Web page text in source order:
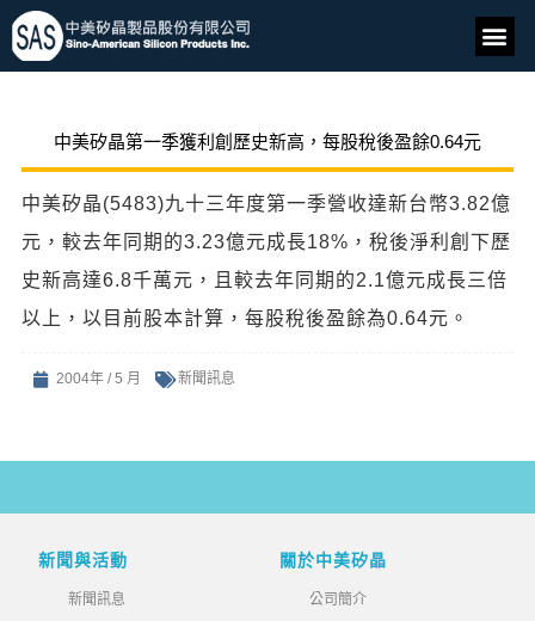
中美矽晶第一季獲利創歷史新高，每股稅後盈餘0.64元
中美矽晶(5483)九十三年度第一季營收達新台幣3.82億
元，較去年同期的3.23億元成長18%，稅後淨利創下歷
史新高達6.8千萬元，且較去年同期的2.1億元成長三倍
以上，以目前股本計算，每股稅後盈餘為0.64元。
2004年 / 5 月 新聞訊息
新聞與活動
新聞訊息
關於中美矽晶
公司簡介